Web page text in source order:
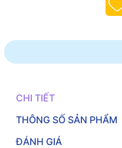
CHI TIẾT
THÔNG SỐ SẢN PHẨM
ĐÁNH GIÁ